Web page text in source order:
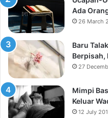
Ada
26 March
Baru
Berpisah,
27
Mimpi
Keluar
12 July